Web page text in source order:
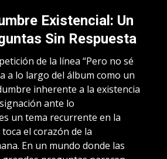
Existencial: Un
Sin Respuesta
de la línea “Pero no sé
a lo largo del álbum como un
inherente a la existencia
ante lo
un tema recurrente en la
el corazón de la
En un mundo donde las